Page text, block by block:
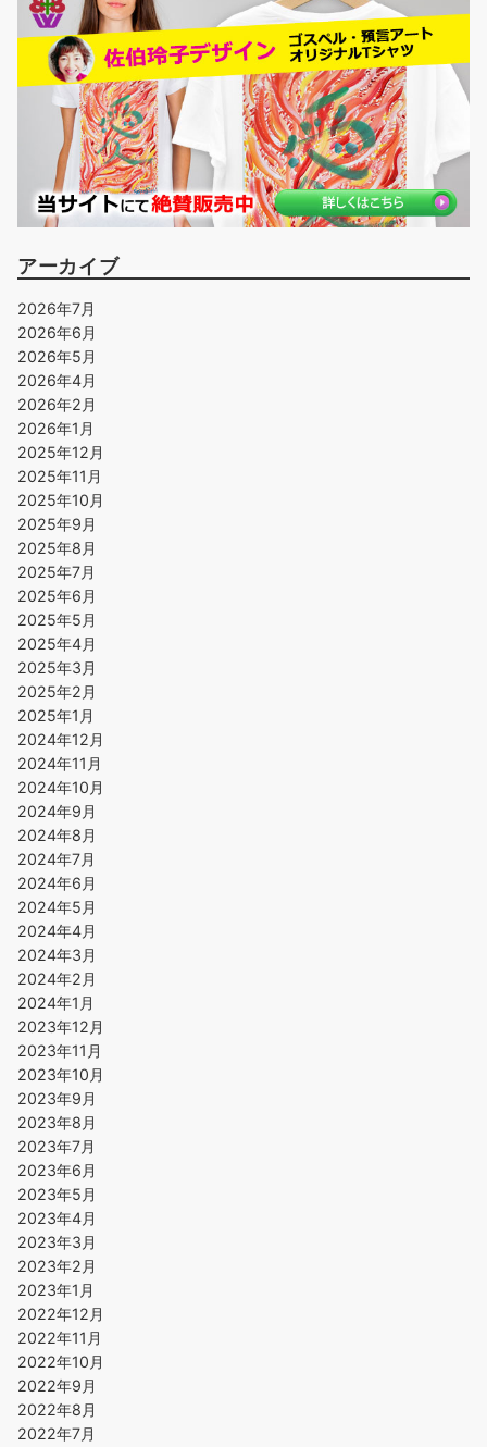
アーカイブ
2026年7月
2026年6月
2026年5月
2026年4月
2026年2月
2026年1月
2025年12月
2025年11月
2025年10月
2025年9月
2025年8月
2025年7月
2025年6月
2025年5月
2025年4月
2025年3月
2025年2月
2025年1月
2024年12月
2024年11月
2024年10月
2024年9月
2024年8月
2024年7月
2024年6月
2024年5月
2024年4月
2024年3月
2024年2月
2024年1月
2023年12月
2023年11月
2023年10月
2023年9月
2023年8月
2023年7月
2023年6月
2023年5月
2023年4月
2023年3月
2023年2月
2023年1月
2022年12月
2022年11月
2022年10月
2022年9月
2022年8月
2022年7月